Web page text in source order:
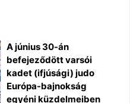
A június 30-án
befejeződött varsói
kadet (ifjúsági) judo
Európa-bajnokság
egyéni küzdelmeiben